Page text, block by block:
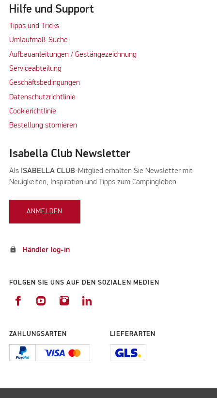
Hilfe und Support
Tipps und Tricks
Umlaufmaß-Suche
Aufbauanleitungen / Gestängezeichnung
Serviceabteilung
Geschäftsbedingungen
Datenschutzrichtlinie
Cookierichtlinie
Bestellung stornieren
Isabella Club Newsletter
Als ISABELLA CLUB-Mitglied erhalten Sie Newsletter mit
Neuigkeiten, Inspiration und Tipps zum Campingleben.
ANMELDEN
lock Händler log-in
FOLGEN SIE UNS AUF DEN SOZIALEN MEDIEN
ZAHLUNGSARTEN LIEFERARTEN